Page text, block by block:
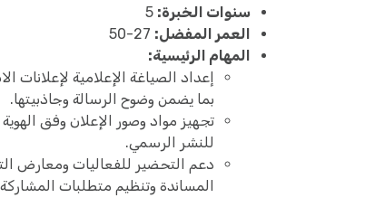
سنوات الخبرة:
العمر المفضل:
المهام الرئيسية:
إعداد الصياغة الإعلامية
بما يضمن وضوح الرسالة وجاذبيتها.
تجهيز مواد وصور الإعلان وفق
للنشر الرسمي.
دعم التحضير للفعاليات ومعارض
المساندة وتنظيم متطلبات